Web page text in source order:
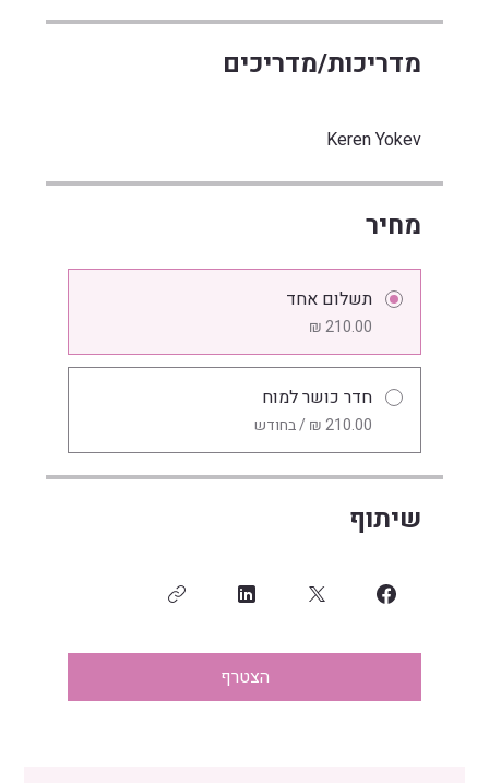
מדריכות/מדריכים
Keren Yokev
מחיר
תשלום אחד
חדר כושר למוח
שיתוף
הצטרף